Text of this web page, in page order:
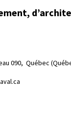
090, Québec